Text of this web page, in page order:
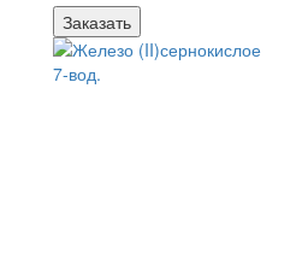
Заказать